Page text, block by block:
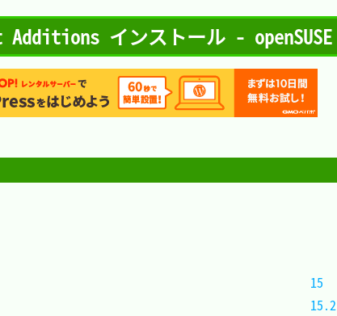
インストール - openSUSE
15.2